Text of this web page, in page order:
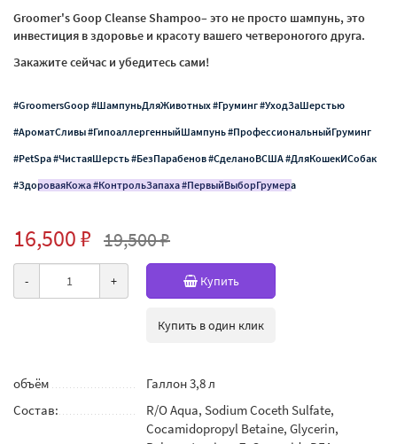
Groomer's Goop Cleanse Shampoo– это не просто шампунь, это
инвестиция в здоровье и красоту вашего четвероногого друга.
Закажите сейчас и убедитесь сами!
#GroomersGoop #ШампуньДляЖивотных #Груминг #УходЗаШерстью
#АроматСливы #ГипоаллергенныйШампунь #ПрофессиональныйГруминг
#PetSpa #ЧистаяШерсть #БезПарабенов #СделаноВСША #ДляКошекИСобак
#ЗдороваяКожа #КонтрольЗапаха #ПервыйВыборГрумера
16,500 ₽ 19,500 ₽
- + Купить
Купить в один клик
объём
Галлон 3,8 л
Состав:
R/O Aqua, Sodium Coceth Sulfate,
Cocamidopropyl Betaine, Glycerin,